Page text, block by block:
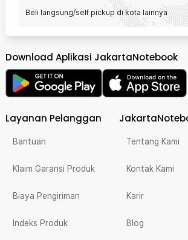
Beli langsung/self pickup di kota lainnya
Download Aplikasi JakartaNotebook
Layanan Pelanggan
Bantuan
Klaim Garansi Produk
Biaya Pengiriman
Indeks Produk
Tentang Kami
Kontak Kami
Karir
Blog